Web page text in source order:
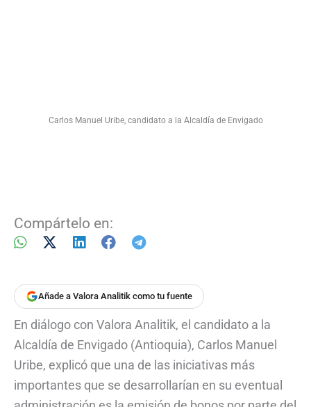
Carlos Manuel Uribe, candidato a la Alcaldía de Envigado
Compártelo en:
Añade a Valora Analitik como tu fuente
En diálogo con Valora Analitik, el candidato a la
Alcaldía de Envigado (Antioquia), Carlos Manuel
Uribe, explicó que una de las iniciativas más
importantes que se desarrollarían en su eventual